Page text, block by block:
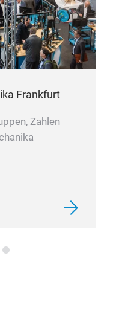
Frankfurt
Zahlen